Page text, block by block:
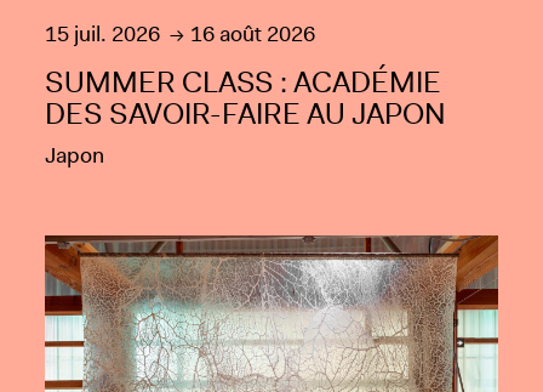
15 juil. 2026 16 août 2026
SUMMER CLASS : ACADÉMIE
DES SAVOIR-FAIRE AU JAPON
Japon